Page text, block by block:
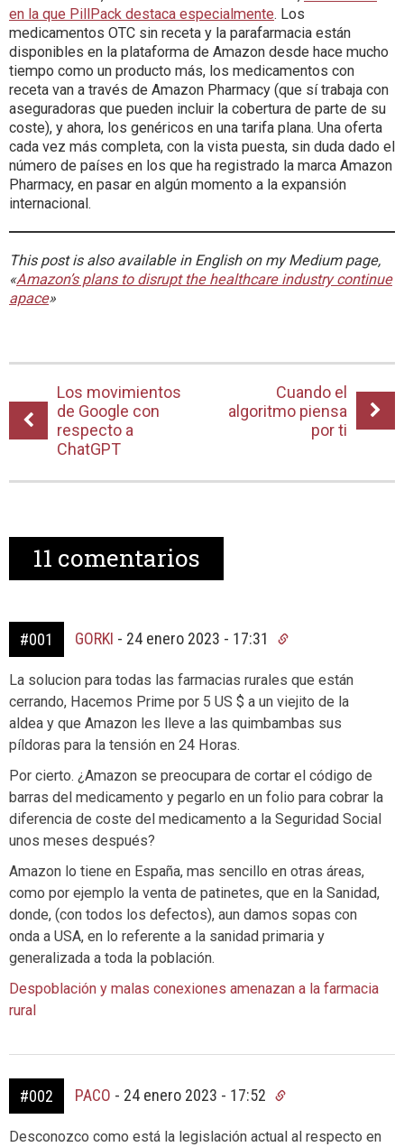
en la que PillPack destaca especialmente. Los
medicamentos OTC sin receta y la parafarmacia están
disponibles en la plataforma de Amazon desde hace mucho
tiempo como un producto más, los medicamentos con
receta van a través de Amazon Pharmacy (que sí trabaja con
aseguradoras que pueden incluir la cobertura de parte de su
coste), y ahora, los genéricos en una tarifa plana. Una oferta
cada vez más completa, con la vista puesta, sin duda dado el
número de países en los que ha registrado la marca Amazon
Pharmacy, en pasar en algún momento a la expansión
internacional.
This post is also available in English on my Medium page,
«Amazon’s plans to disrupt the healthcare industry continue
apace»
Los movimientos
de Google con
respecto a
ChatGPT
Cuando el
algoritmo piensa
por ti
11 comentarios
#001 GORKI - 24 enero 2023 - 17:31
La solucion para todas las farmacias rurales que están
cerrando, Hacemos Prime por 5 US $ a un viejito de la
aldea y que Amazon les lleve a las quimbambas sus
píldoras para la tensión en 24 Horas.
Por cierto. ¿Amazon se preocupara de cortar el código de
barras del medicamento y pegarlo en un folio para cobrar la
diferencia de coste del medicamento a la Seguridad Social
unos meses después?
Amazon lo tiene en España, mas sencillo en otras áreas,
como por ejemplo la venta de patinetes, que en la Sanidad,
donde, (con todos los defectos), aun damos sopas con
onda a USA, en lo referente a la sanidad primaria y
generalizada a toda la población.
Despoblación y malas conexiones amenazan a la farmacia
rural
#002 PACO - 24 enero 2023 - 17:52
Desconozco como está la legislación actual al respecto en